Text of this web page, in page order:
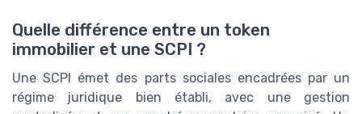
Quelle différence entre un token
immobilier et une SCPI ?
Une SCPI émet des parts sociales encadrées par un
régime juridique bien établi, avec une gestion